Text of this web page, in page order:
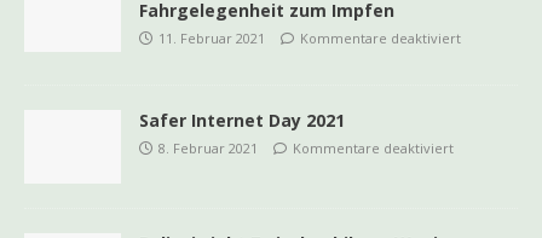
Fahrgelegenheit zum Impfen
11. Februar 2021 Kommentare deaktiviert
Safer Internet Day 2021
8. Februar 2021 Kommentare deaktiviert